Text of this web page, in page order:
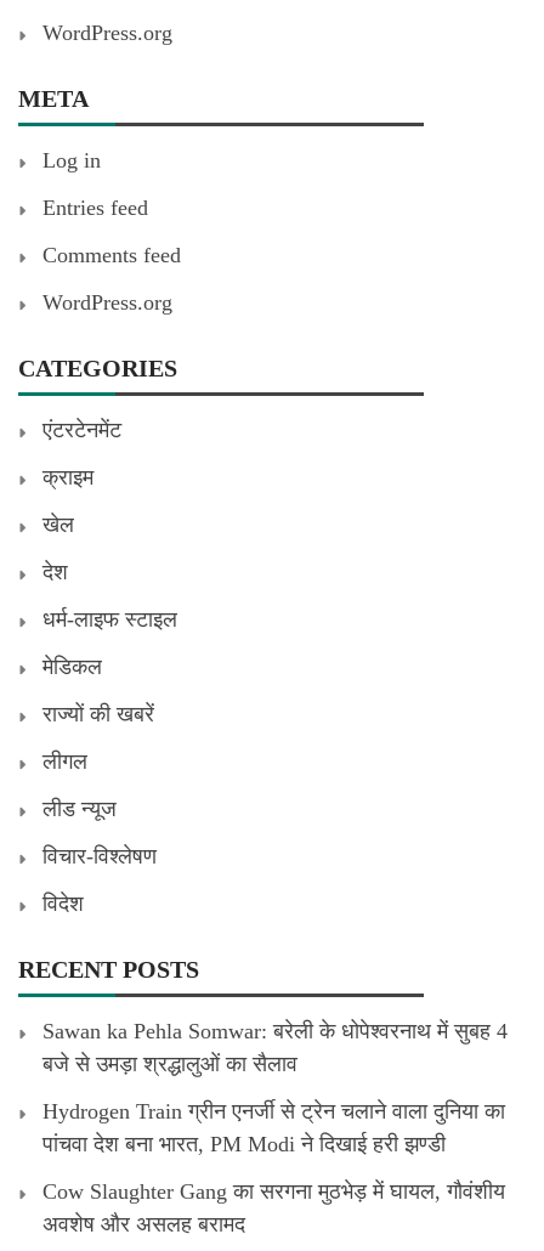
WordPress.org
META
Log in
Entries feed
Comments feed
WordPress.org
CATEGORIES
एंटरटेनमेंट
क्राइम
खेल
देश
धर्म-लाइफ स्टाइल
मेडिकल
राज्यों की खबरें
लीगल
लीड न्यूज
विचार-विश्लेषण
विदेश
RECENT POSTS
Sawan ka Pehla Somwar: बरेली के धोपेश्वरनाथ में सुबह 4
बजे से उमड़ा श्रद्धालुओं का सैलाव
Hydrogen Train ग्रीन एनर्जी से ट्रेन चलाने वाला दुनिया का
पांचवा देश बना भारत, PM Modi ने दिखाई हरी झण्डी
Cow Slaughter Gang का सरगना मुठभेड़ में घायल, गौवंशीय
अवशेष और असलह बरामद